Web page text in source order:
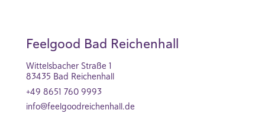
Feelgood Bad Reichenhall
Wittelsbacher Straße 1
83435 Bad Reichenhall
+49 8651 760 9993
info@feelgoodreichenhall.de